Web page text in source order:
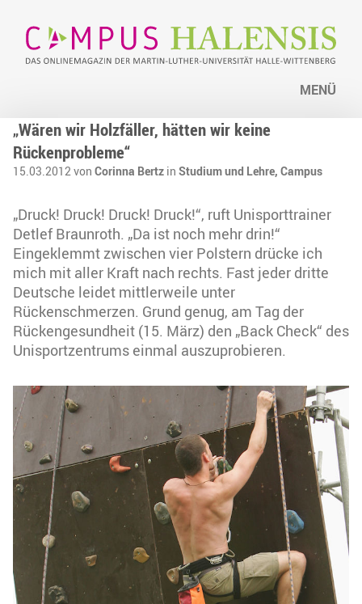
MENÜ
„Wären wir Holzfäller, hätten wir keine
Rückenprobleme“
15.03.2012 von Corinna Bertz in Studium und Lehre, Campus
„Druck! Druck! Druck! Druck!“, ruft Unisporttrainer
Detlef Braunroth. „Da ist noch mehr drin!“
Eingeklemmt zwischen vier Polstern drücke ich
mich mit aller Kraft nach rechts. Fast jeder dritte
Deutsche leidet mittlerweile unter
Rückenschmerzen. Grund genug, am Tag der
Rückengesundheit (15. März) den „Back Check“ des
Unisportzentrums einmal auszuprobieren.